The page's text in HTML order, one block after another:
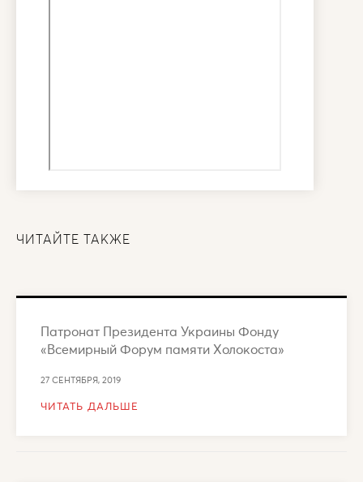
ЧИТАЙТЕ ТАКЖЕ
Патронат Президента Украины Фонду
«Всемирный Форум памяти Холокоста»
27 СЕНТЯБРЯ, 2019
ЧИТАТЬ ДАЛЬШЕ